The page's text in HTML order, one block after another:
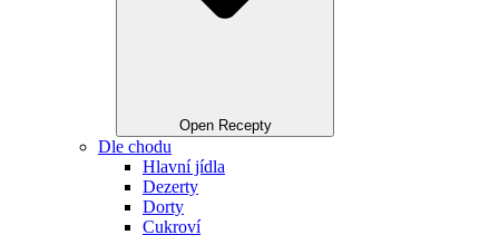
Open Recepty
Dle chodu
Hlavní jídla
Dezerty
Dorty
Cukroví